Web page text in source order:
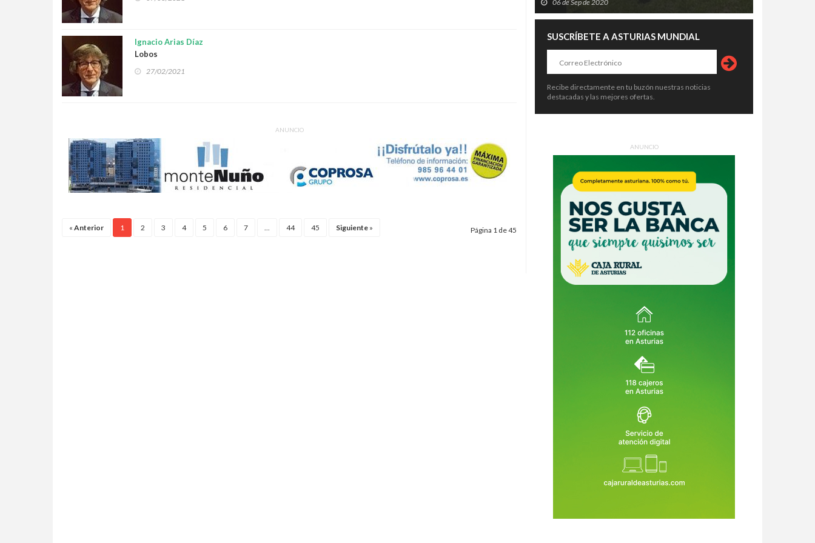
Ignacio Arias Díaz
Lobos
27/02/2021
ANUNCIO
« Anterior 1 2 3 4 5 6 7 ... 44 45 Siguiente » Página 1 de 45
06 de Sep de 2020
SUSCRÍBETE A ASTURIAS MUNDIAL
Recibe directamente en tu buzón nuestras noticias
destacadas y las mejores ofertas.
ANUNCIO